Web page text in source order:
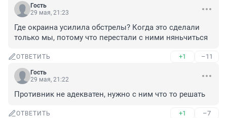
Гость
29 мая, 21:23
Где окраина усилила обстрелы? Когда это сделали
только мы, потому что перестали с ними няньчиться
ОТВЕТИТЬ +1 –11
Гость
29 мая, 21:22
Противник не адекватен, нужно с ним что то решать
ОТВЕТИТЬ +1 –7